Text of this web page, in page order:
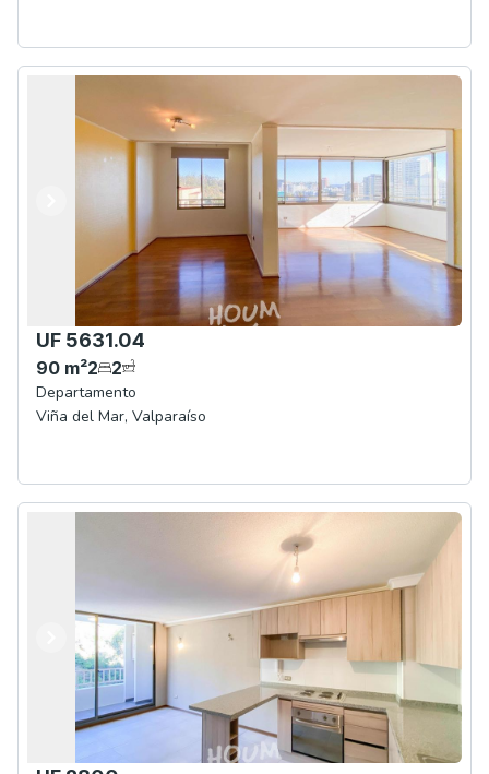
Anterior
Siguiente
UF 5631.04
90 m²2 2
Departamento
Viña del Mar, Valparaíso
Anterior
Siguiente